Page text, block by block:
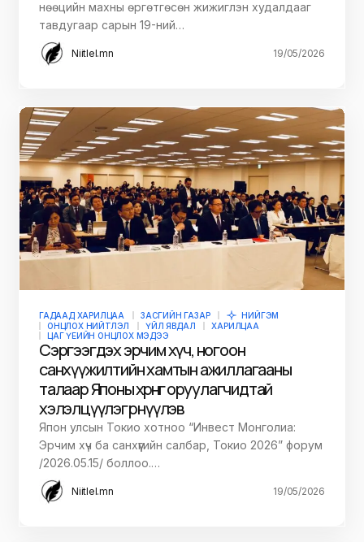
нөөцийн махны өргөтгөсөн жижиглэн худалдааг
тавдугаар сарын 19-ний…
Niitlel.mn 19/05/2026
ГАДААД ХАРИЛЦАА ЗАСГИЙН ГАЗАР
НИЙГЭМ
ОНЦЛОХ НИЙТЛЭЛ
ҮЙЛ ЯВДАЛ
ХАРИЛЦАА
ЦАГ ҮЕИЙН ОНЦЛОХ МЭДЭЭ
Сэргээгдэх эрчим хүч, ногоон
санхүүжилтийн хамтын ажиллагааны
талаар Японы хөрөнгө оруулагчидтай
хэлэлцүүлэг өрнүүлэв
Япон улсын Токио хотноо “Инвест Монголиа:
Эрчим хүч ба санхүүгийн салбар, Токио 2026” форум
/2026.05.15/ боллоо.…
Niitlel.mn 19/05/2026